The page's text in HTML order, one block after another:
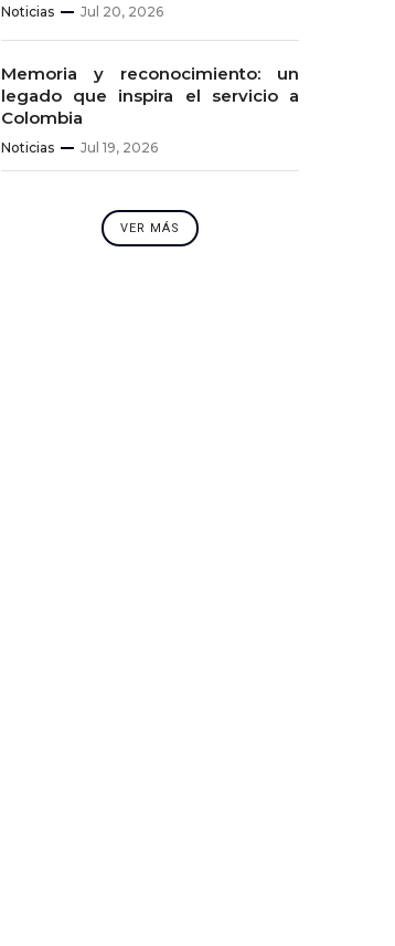
Noticias Jul 20, 2026
Memoria y reconocimiento: un
legado que inspira el servicio a
Colombia
Noticias Jul 19, 2026
VER MÁS